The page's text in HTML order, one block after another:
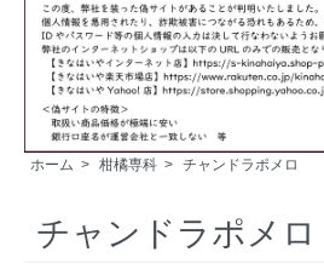
ホーム > 柑橘専科 > チャンドラポメロ
チャンドラポメロ